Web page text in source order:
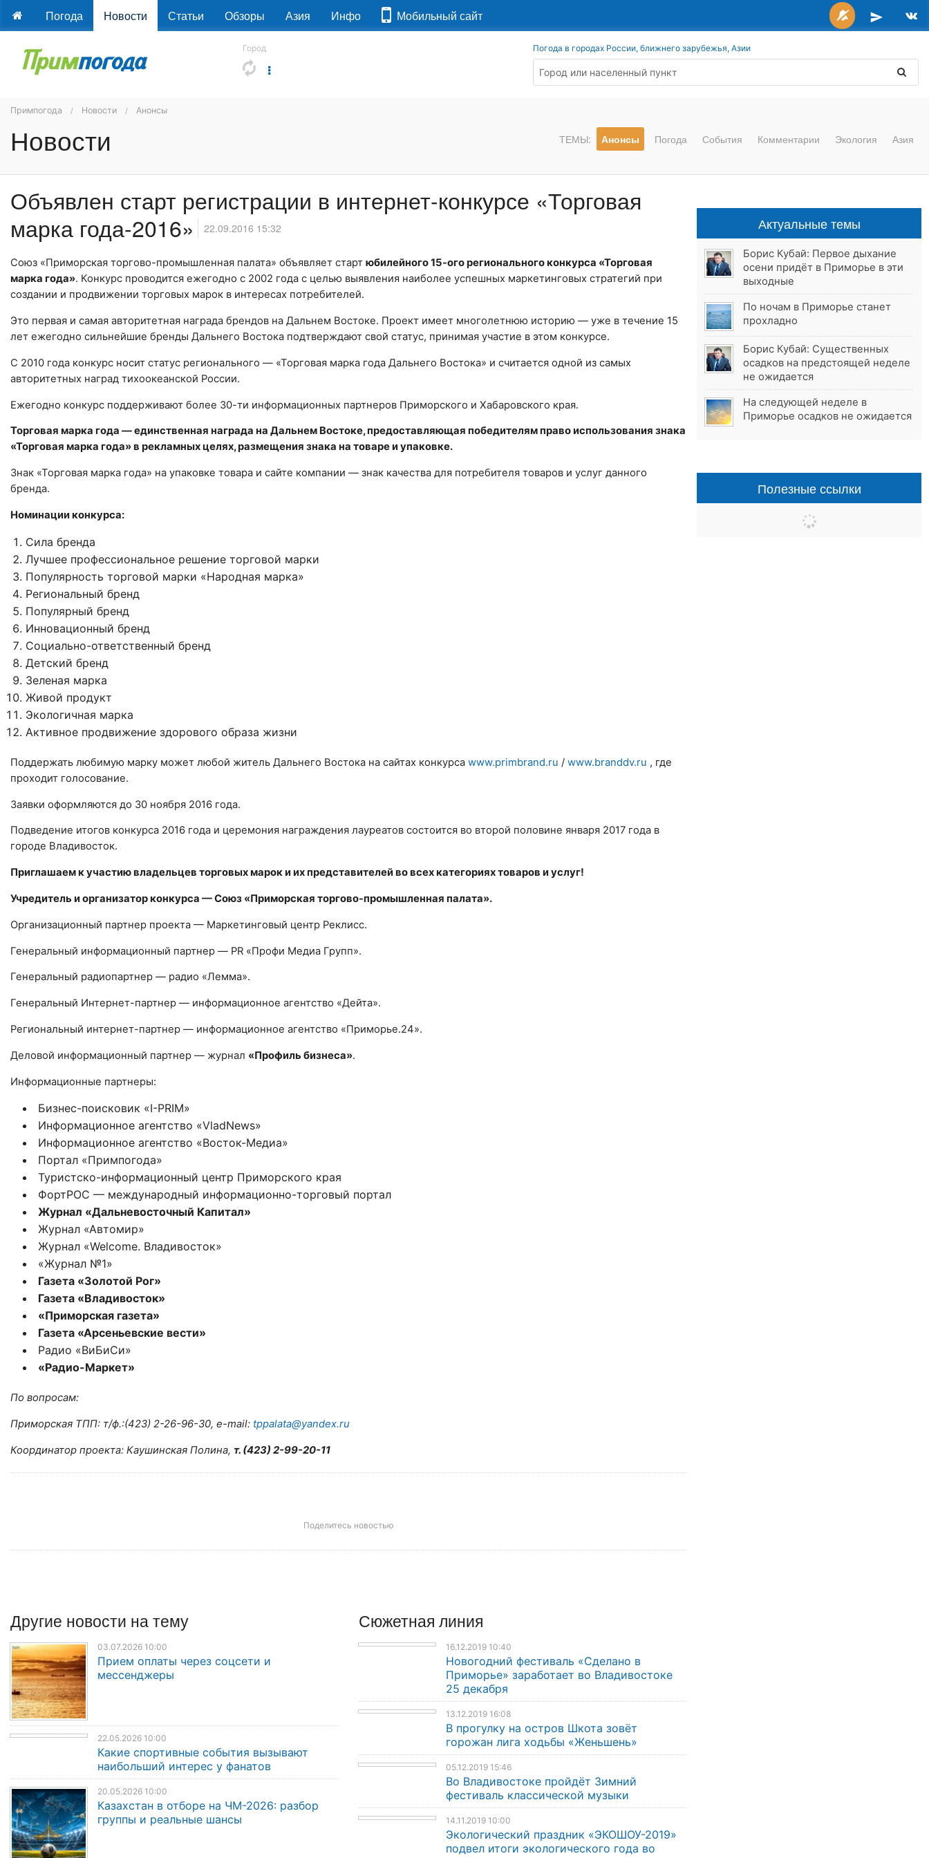
Погода Новости Статьи Обзоры Азия Инфо Мобильный сайт
Город Погода в городах России, ближнего зарубежья, Азии
Примпогода Новости Анонсы
Новости ТЕМЫ: Анонсы Погода События Комментарии Экология Азия
Объявлен старт регистрации в интернет-конкурсе «Торговая
марка года-2016»
22.09.2016 15:32
Союз «Приморская торгово-промышленная палата» объявляет старт юбилейного 15-ого регионального конкурса «Торговая
марка года». Конкурс проводится ежегодно с 2002 года с целью выявления наиболее успешных маркетинговых стратегий при
создании и продвижении торговых марок в интересах потребителей.
Это первая и самая авторитетная награда брендов на Дальнем Востоке. Проект имеет многолетнюю историю — уже в течение 15
лет ежегодно сильнейшие бренды Дальнего Востока подтверждают свой статус, принимая участие в этом конкурсе.
С 2010 года конкурс носит статус регионального — «Торговая марка года Дальнего Востока» и считается одной из самых
авторитетных наград тихоокеанской России.
Ежегодно конкурс поддерживают более 30-ти информационных партнеров Приморского и Хабаровского края.
Торговая марка года — единственная награда на Дальнем Востоке, предоставляющая победителям право использования знака
«Торговая марка года» в рекламных целях, размещения знака на товаре и упаковке.
Знак «Торговая марка года» на упаковке товара и сайте компании — знак качества для потребителя товаров и услуг данного
бренда.
Номинации конкурса:
Сила бренда
Лучшее профессиональное решение торговой марки
Популярность торговой марки «Народная марка»
Региональный бренд
Популярный бренд
Инновационный бренд
Социально-ответственный бренд
Детский бренд
Зеленая марка
Живой продукт
Экологичная марка
Активное продвижение здорового образа жизни
Поддержать любимую марку может любой житель Дальнего Востока на сайтах конкурса www.primbrand.ru / www.branddv.ru , где
проходит голосование.
Заявки оформляются до 30 ноября 2016 года.
Подведение итогов конкурса 2016 года и церемония награждения лауреатов состоится во второй половине января 2017 года в
городе Владивосток.
Приглашаем к участию владельцев торговых марок и их представителей во всех категориях товаров и услуг!
Учредитель и организатор конкурса — Союз «Приморская торгово-промышленная палата».
Организационный партнер проекта — Маркетинговый центр Реклисс.
Генеральный информационный партнер — PR «Профи Медиа Групп».
Генеральный радиопартнер — радио «Лемма».
Генеральный Интернет-партнер — информационное агентство «Дейта».
Региональный интернет-партнер — информационное агентство «Приморье.24».
Деловой информационный партнер — журнал «Профиль бизнеса».
Информационные партнеры:
Бизнес-поисковик «I-PRIM»
Информационное агентство «VladNews»
Информационное агентство «Восток-Медиа»
Портал «Примпогода»
Туристско-информационный центр Приморского края
ФортРОС — международный информационно-торговый портал
Журнал «Дальневосточный Капитал»
Журнал «Автомир»
Журнал «Welcome. Владивосток»
«Журнал №1»
Газета «Золотой Рог»
Газета «Владивосток»
«Приморская газета»
Газета «Арсеньевские вести»
Радио «ВиБиСи»
«Радио-Маркет»
По вопросам:
Приморская ТПП: т/ф.:(423) 2-26-96-30, e-mail: tppalata@yandex.ru
Координатор проекта: Каушинская Полина, т. (423) 2-99-20-11
Поделитесь новостью
Другие новости на тему
03.07.2026 10:00
Прием оплаты через соцсети и
мессенджеры
22.05.2026 10:00
Какие спортивные события вызывают
наибольший интерес у фанатов
20.05.2026 10:00
Казахстан в отборе на ЧМ-2026: разбор
группы и реальные шансы
Сюжетная линия
16.12.2019 10:40
Новогодний фестиваль «Сделано в
Приморье» заработает во Владивостоке
25 декабря
13.12.2019 16:08
В прогулку на остров Шкота зовёт
горожан лига ходьбы «Женьшень»
05.12.2019 15:46
Во Владивостоке пройдёт Зимний
фестиваль классической музыки
14.11.2019 10:00
Экологический праздник «ЭКОШОУ-2019»
подвел итоги экологического года во
Актуальные темы
Борис Кубай: Первое дыхание
осени придёт в Приморье в эти
выходные
По ночам в Приморье станет
прохладно
Борис Кубай: Существенных
осадков на предстоящей неделе
не ожидается
На следующей неделе в
Приморье осадков не ожидается
Полезные ссылки